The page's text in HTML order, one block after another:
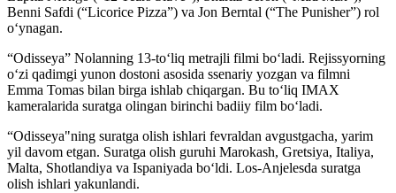
Benni Safdi (“Licorice Pizza”) va Jon Berntal (“The Punisher”) rol
o‘ynagan.
“Odisseya” Nolanning 13-to‘liq metrajli filmi bo‘ladi. Rejissyorning
o‘zi qadimgi yunon dostoni asosida ssenariy yozgan va filmni
Emma Tomas bilan birga ishlab chiqargan. Bu to‘liq IMAX
kameralarida suratga olingan birinchi badiiy film bo‘ladi.
“Odisseya"ning suratga olish ishlari fevraldan avgustgacha, yarim
yil davom etgan. Suratga olish guruhi Marokash, Gretsiya, Italiya,
Malta, Shotlandiya va Ispaniyada bo‘ldi. Los-Anjelesda suratga
olish ishlari yakunlandi.